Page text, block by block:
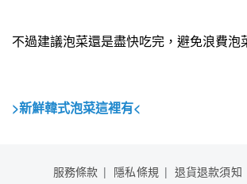
不過建議泡菜還是盡快吃完，避免浪費泡
>新鮮韓式泡菜這裡有<
服務條款 隱私條規 退貨退款須知